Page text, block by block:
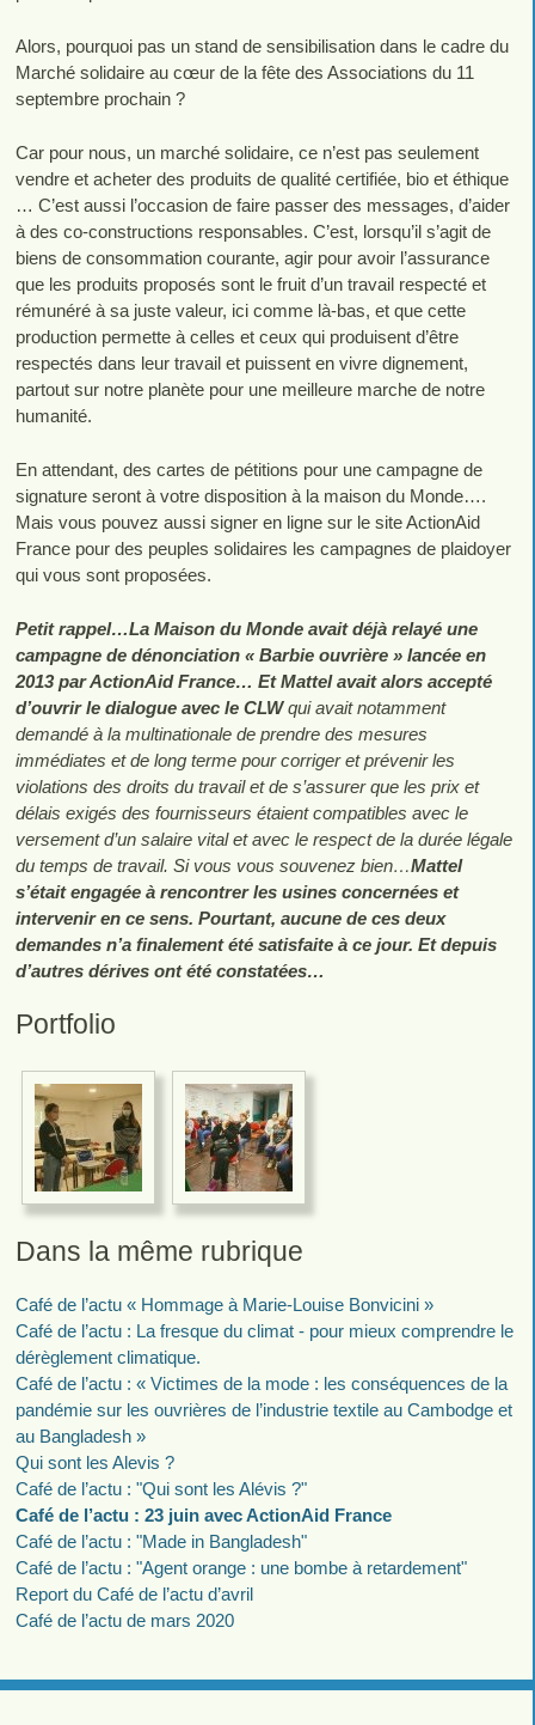
Alors, pourquoi pas un stand de sensibilisation dans le cadre du
Marché solidaire au cœur de la fête des Associations du 11
septembre prochain ?
Car pour nous, un marché solidaire, ce n’est pas seulement
vendre et acheter des produits de qualité certifiée, bio et éthique
… C’est aussi l’occasion de faire passer des messages, d’aider
à des co-constructions responsables. C’est, lorsqu’il s’agit de
biens de consommation courante, agir pour avoir l’assurance
que les produits proposés sont le fruit d’un travail respecté et
rémunéré à sa juste valeur, ici comme là-bas, et que cette
production permette à celles et ceux qui produisent d’être
respectés dans leur travail et puissent en vivre dignement,
partout sur notre planète pour une meilleure marche de notre
humanité.
En attendant, des cartes de pétitions pour une campagne de
signature seront à votre disposition à la maison du Monde….
Mais vous pouvez aussi signer en ligne sur le site ActionAid
France pour des peuples solidaires les campagnes de plaidoyer
qui vous sont proposées.
Petit rappel…La Maison du Monde avait déjà relayé une
campagne de dénonciation « Barbie ouvrière » lancée en
2013 par ActionAid France… Et Mattel avait alors accepté
d’ouvrir le dialogue avec le CLWqui avait notamment
demandé à la multinationale de prendre des mesures
immédiates et de long terme pour corriger et prévenir les
violations des droits du travail et de s’assurer que les prix et
délais exigés des fournisseurs étaient compatibles avec le
versement d’un salaire vital et avec le respect de la durée légale
du temps de travail. Si vous vous souvenez bien…Mattel
s’était engagée à rencontrer les usines concernées et
intervenir en ce sens. Pourtant, aucune de ces deux
demandes n’a finalement été satisfaite à ce jour. Et depuis
d’autres dérives ont été constatées…
Portfolio
Dans la même rubrique
Café de l’actu « Hommage à Marie-Louise Bonvicini »
Café de l’actu : La fresque du climat - pour mieux comprendre le
dérèglement climatique.
Café de l’actu : « Victimes de la mode : les conséquences de la
pandémie sur les ouvrières de l’industrie textile au Cambodge et
au Bangladesh »
Qui sont les Alevis ?
Café de l’actu : "Qui sont les Alévis ?"
Café de l’actu : 23 juin avec ActionAid France
Café de l’actu : "Made in Bangladesh"
Café de l’actu : "Agent orange : une bombe à retardement"
Report du Café de l’actu d’avril
Café de l’actu de mars 2020